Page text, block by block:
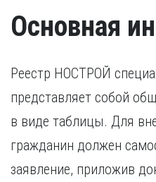
квалификации в течение
если повышение
России, требуется копия
Основная
Реестр НОСТРОЙ
представляет собой
в виде таблицы. Для
гражданин должен
заявление, приложив